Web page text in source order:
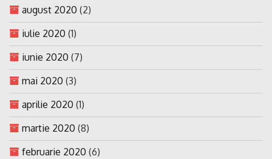
august 2020 (2)
iulie 2020 (1)
iunie 2020 (7)
mai 2020 (3)
aprilie 2020 (1)
martie 2020 (8)
februarie 2020 (6)